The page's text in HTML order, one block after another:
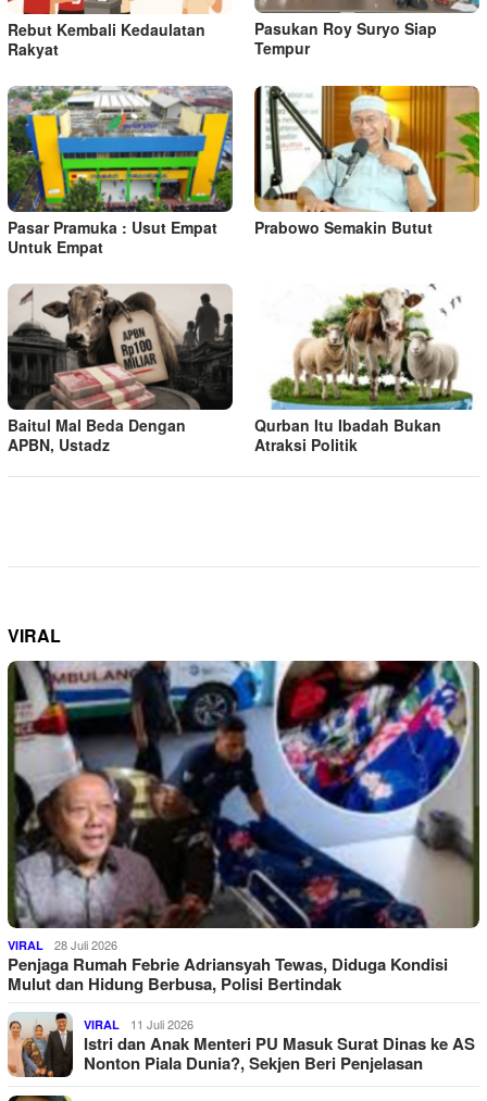
Rebut Kembali Kedaulatan
Rakyat
Pasukan Roy Suryo Siap
Tempur
Pasar Pramuka : Usut Empat
Untuk Empat
Prabowo Semakin Butut
Baitul Mal Beda Dengan
APBN, Ustadz
Qurban Itu Ibadah Bukan
Atraksi Politik
VIRAL
VIRAL 28 Juli 2026
Penjaga Rumah Febrie Adriansyah Tewas, Diduga Kondisi
Mulut dan Hidung Berbusa, Polisi Bertindak
VIRAL 11 Juli 2026
Istri dan Anak Menteri PU Masuk Surat Dinas ke AS
Nonton Piala Dunia?, Sekjen Beri Penjelasan